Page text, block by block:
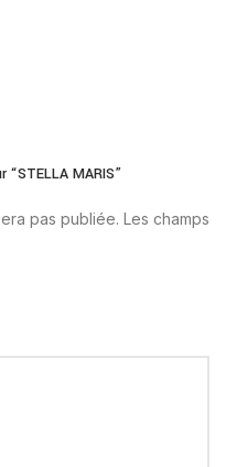
MARIS”
pas publiée. Les champs